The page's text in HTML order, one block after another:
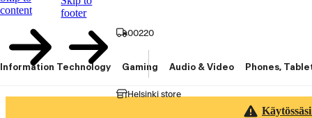
content
footer
00220
Helsinki store
Information Technology Gaming Audio & Video Phones,